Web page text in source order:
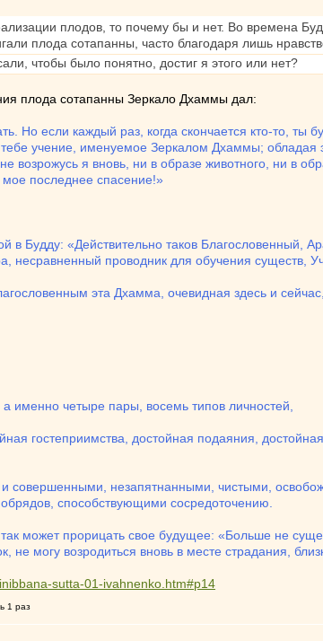
плодов, то почему бы и нет. Во времена
плода сотапанны, часто благодаря лишь
чтобы было понятно, достиг я этого или нет?
плода сотапанны Зеркало Дхаммы дал:
Но если каждый раз, когда скончается кто-то, ты
учение, именуемое Зеркалом Дхаммы; обладая
я вновь, ни в образе животного, ни в
мое последнее спасение!»
Будду: «Действительно таков Благословенный,
несравненный проводник для обучения существ,
эта Дхамма, очевидная здесь и
именно четыре пары, восемь типов личностей,
гостеприимства, достойная подаяния,
совершенными, незапятнанными, чистыми,
способствующими сосредоточению.
может прорицать свое будущее: «Больше не
могу возродиться вновь в месте страдания,
sutta-01-ivahnenko.htm#p14
1 раз